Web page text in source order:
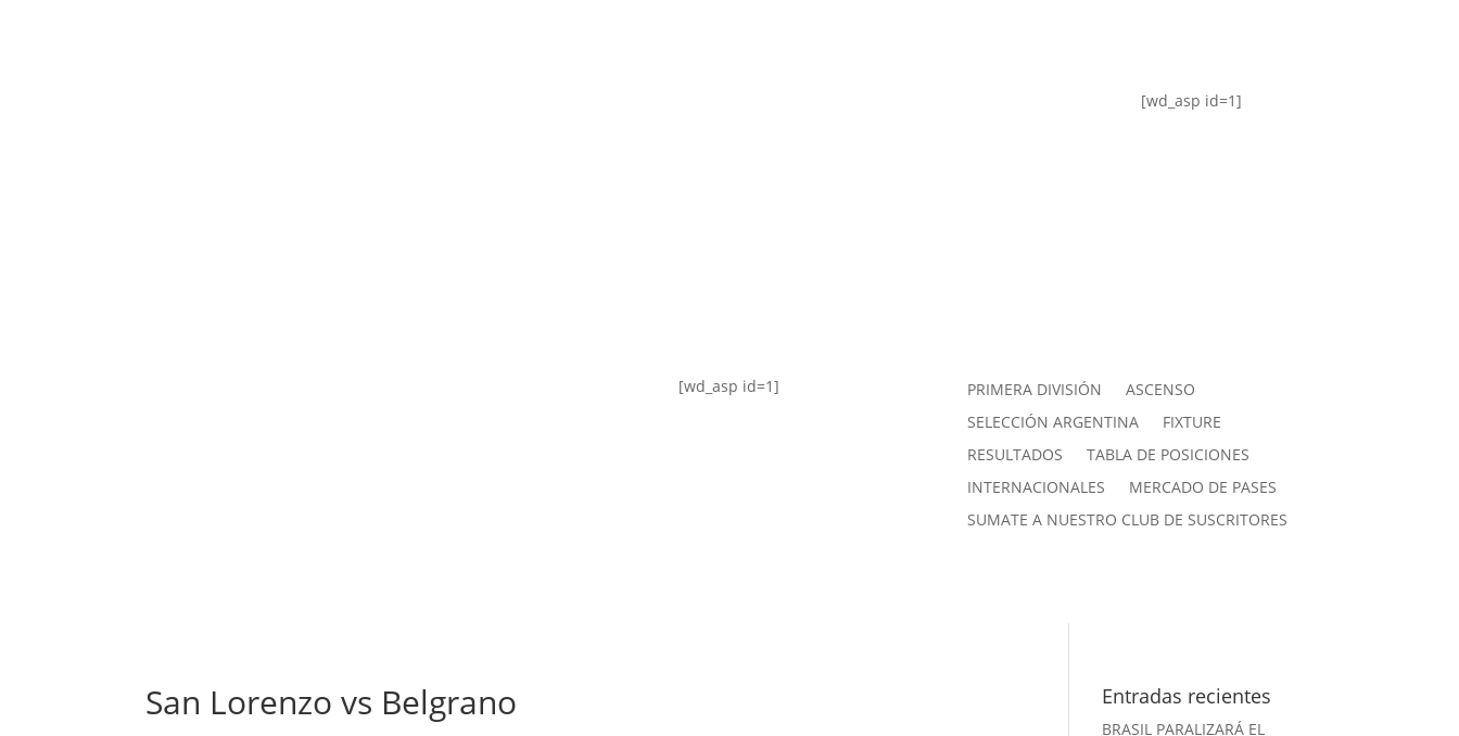
[wd_asp id=1]
[wd_asp id=1] PRIMERA DIVISIÓN
ASCENSO
SELECCIÓN ARGENTINA
FIXTURE
RESULTADOS
TABLA DE POSICIONES
INTERNACIONALES
MERCADO DE PASES
SUMATE A NUESTRO CLUB DE SUSCRITORES
San Lorenzo vs Belgrano Entradas recientes
BRASIL PARALIZARÁ EL